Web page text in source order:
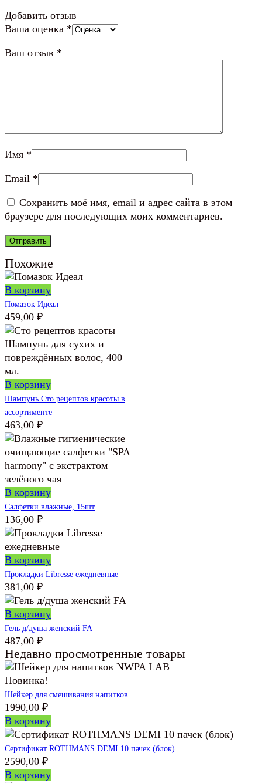
Добавить отзыв
Ваша оценка *
Ваш отзыв *
Имя *
Email *
Сохранить моё имя, email и адрес сайта в этом
браузере для последующих моих комментариев.
Похожие
В корзину
Помазок Идеал
459,00 ₽
В корзину
Шампунь Сто рецептов красоты в
ассортименте
463,00 ₽
В корзину
Салфетки влажные, 15шт
136,00 ₽
В корзину
Прокладки Libresse ежедневные
381,00 ₽
В корзину
Гель д/душа женский FA
487,00 ₽
Недавно просмотренные товары
Новинка!
Шейкер для смешивания напитков
1990,00 ₽
В корзину
Сертификат ROTHMANS DEMI 10 пачек (блок)
2590,00 ₽
В корзину